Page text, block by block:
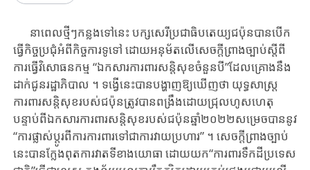
នា​ពេល​ថ្មីៗ​កន្លងទៅនេះ បក្ស​សេរី​ប្រជាធិបតេយ្យជប៉ុន​បាន​បើក​
ធ្វើ​កិច្ច​ប្រជុំ​អំពីកិច្ច​កា​រ​ទូទៅ ដោយ​អនុម័តលើ​សេចកី្ត​ព្រាង​ច្បាប់​ស្តីពី​
ការធ្វើវិសោធនកម្ម “ឯកសារ​​កា​រ​​ពារ​សន្តិសុ​ខ​ចំនួន​បី​​​”ដែល​គ្រោង​នឹង
ដាក់​​ជូន​​រដ្ឋាភិបាល​ ។ ទង្វើ​នេះបាន​បង្ហាញឱ្យ​ឃើ​ញ​ថា យុទ្ធសា​ស្រ្ត
ការពារ​សន្តិសុខ​របស់​ជប៉ុន​ត្រូវ​បាន​​ពង្រឹងដោយ​ជ្រុលហូសហេតុ
បន្ទាប់ពី​ឯកសារ​កា​រពារ​សន្តិសុខ​របស់​ជប៉ុន​ឆ្នាំ​២០២២សម្រេចបាន​នូវ​​
“ការផ្លាស់ប្តូរពីការការពារទៅជាការវា​យប្រហារ” ។ សេចកី្ត​ព្រាង​ច្បា​ប់
នេះ​បាន​ក្លែងពុតការវាតទីខាងយោធា ដោយ​យ​ក“កា​រ​ពា​រ​ទឹកដី​ប្រទេស​